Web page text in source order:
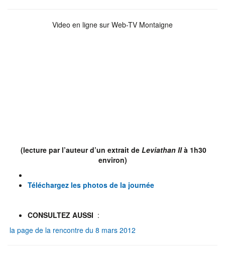
Video en ligne sur Web-TV Montaigne
(lecture par l’auteur d’un extrait de Leviathan IIà 1h30
environ)
Téléchargez les photos de la journée
CONSULTEZ AUSSI :
la page de la rencontre du 8 mars 2012